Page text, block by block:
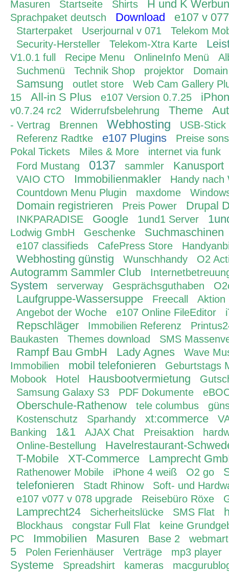
Masuren
Startseite Shirts H und K
Sprachpaket deutsch Download e107 v 077
Starterpaket Userjournal v 071
Telekom
Security-Hersteller
Telekom-Xtra Karte
V1.0.1 full Recipe Menu OnlineInfo Menü
Suchmenü
Technik Shop projektor
Samsung outlet store
Web Cam Gallery
15
All-in S Plus e107 Version 0.7.25
v0.7.24 rc2 Widerrufsbelehrung Theme
- Vertrag Brennen Webhosting
USB-Stick
Referenz Radtke
e107 Plugins
Preise
Pokal Tickets
Miles & More
internet via funk
Ford Mustang
0137 sammler Kanusport
VAIO CTO Immobilienmakler
Handy nach
Countdown Menu Plugin
maxdome
Domain registrieren Preis Power Drupal
INKPARADISE Google 1und1 Server
Lodwig GmbH Geschenke Suchmaschinen
e107 classifieds CafePress Store
Webhosting günstig Wunschhandy O2
Autogramm Sammler Club
System serverway Gesprächsguthaben
Laufgruppe-Wassersuppe Freecall
Aktion
Angebot der Woche
e107 Online FileEditor
Repschläger Immobilien Referenz
Baukasten
Themes download SMS
Rampf Bau GmbH Lady Agnes
Wave
Immobilien
mobil telefonieren
Geburtstags
Mobook
Hotel Hausbootvermietung
Samsung Galaxy S3
PDF Dokumente
Oberschule-Rathenow tele columbus
Kostenschutz
Sparhandy xt:commerce
Banking
1&1 AJAX Chat Preisaktion
Online-Bestellung
Havelrestaurant-
T-Mobile
XT-Commerce Lamprecht
Rathenower Mobile iPhone 4 weiß O2 go
telefonieren
Stadt Rhinow
Soft- und
e107 v077 v 078 upgrade
Reisebüro Röxe
Lamprecht24 Sicherheitslücke SMS Flat
Blockhaus congstar Full Flat
keine
PC
Immobilien Masuren Base 2 webmart
5 Polen Ferienhäuser Verträge mp3 player
Systeme Spreadshirt kameras